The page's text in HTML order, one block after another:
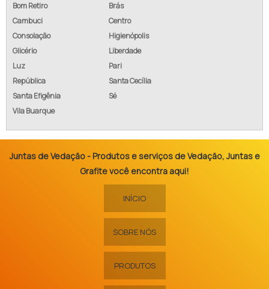
Bom Retiro
Brás
Cambuci
Centro
Consolação
Higienópolis
Glicério
Liberdade
Luz
Pari
República
Santa Cecília
Santa Efigênia
Sé
Vila Buarque
Juntas de Vedação - Produtos e serviços de Vedação, Juntas e
Grafite você encontra aqui!
INÍCIO
SOBRE NÓS
PRODUTOS